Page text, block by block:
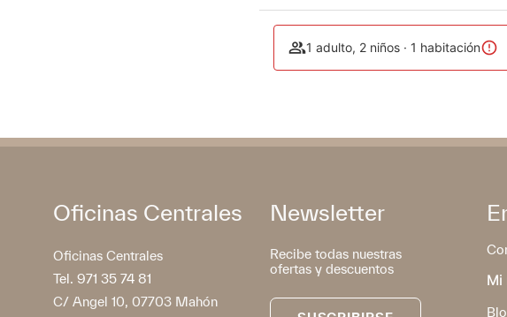
1 adulto, 2 niños · 1 habitación
Oficinas Centrales
Oficinas Centrales
Tel. 971 35 74 81
C/ Angel 10, 07703 Mahón
Newsletter
Recibe todas nuestras
ofertas y descuentos
Mi